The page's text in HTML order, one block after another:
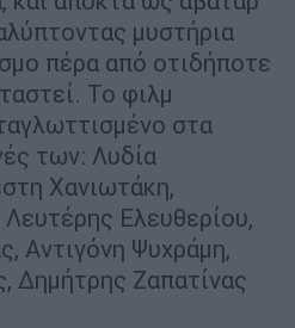
μυστήρια
πέρα από οτιδήποτε
Το φιλμ
στα
των: Λυδία
Χανιωτάκη,
Ελευθερίου,
Αντιγόνη Ψυχράμη,
Δημήτρης Ζαπατίνας